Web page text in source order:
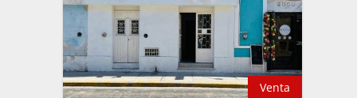
Venta